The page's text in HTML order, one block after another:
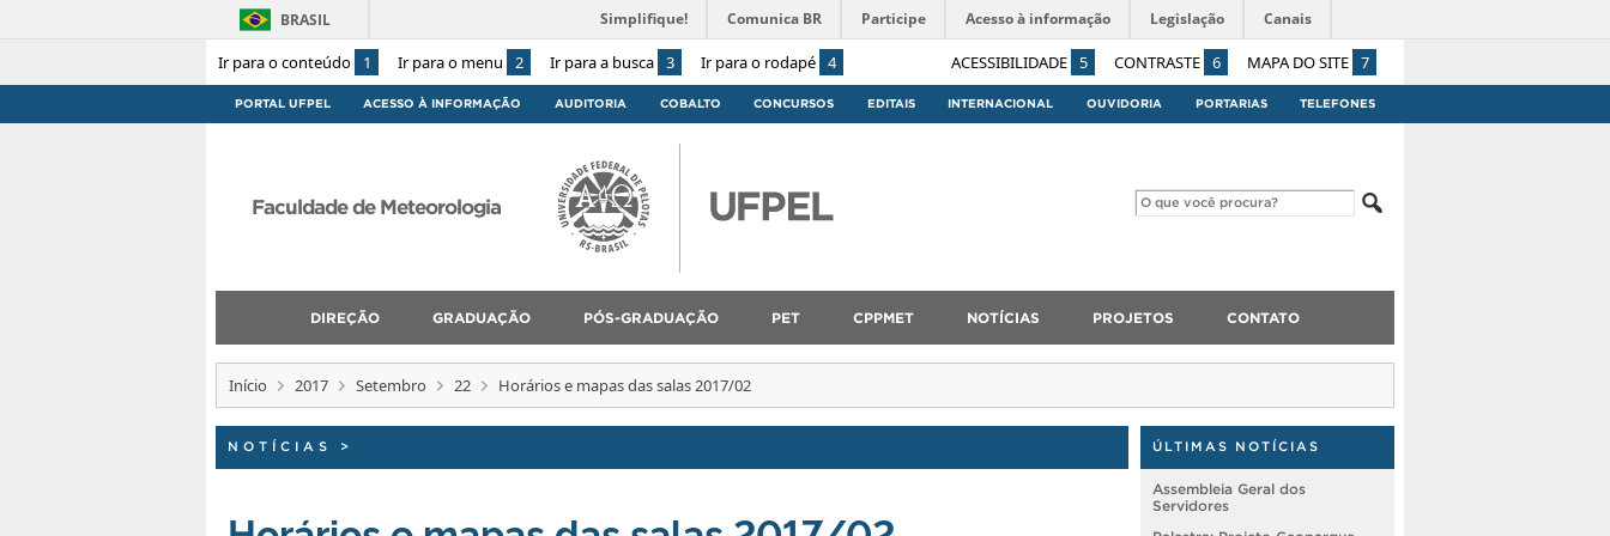
Ir para o conteúdo 1 Ir para o menu 2 Ir para a busca 3 Ir para o rodapé 4 ACESSIBILIDADE 5 CONTRASTE 6 MAPA DO SITE 7
BRASIL Simplifique! Comunica BR Participe Acesso à informação Legislação Canais
PORTAL UFPEL ACESSO À INFORMAÇÃO AUDITORIA COBALTO CONCURSOS EDITAIS INTERNACIONAL OUVIDORIA PORTARIAS TELEFONES
Faculdade de Meteorologia
DIREÇÃO GRADUAÇÃO PÓS-GRADUAÇÃO PET CPPMET NOTÍCIAS PROJETOS CONTATO
Início 2017 Setembro 22 Horários e mapas das salas 2017/02
NOTÍCIAS > ÚLTIMAS NOTÍCIAS
Assembleia Geral dos
Servidores